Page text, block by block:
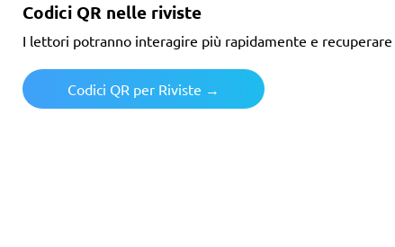
Codici QR nelle riviste
I lettori potranno interagire più rapidamente e
Codici QR per Riviste →